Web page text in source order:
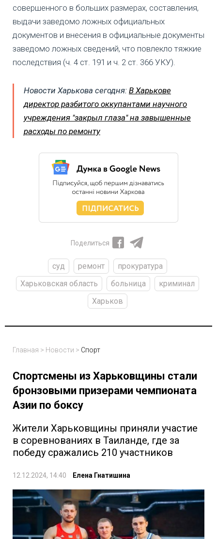
совершенного в больших размерах, составления,
выдачи заведомо ложных официальных
документов и внесения в официальные документы
заведомо ложных сведений, что повлекло тяжкие
последствия (ч. 4 ст. 191 и ч. 2 ст. 366 УКУ).
Новости Харькова сегодня: В Харькове
директор разбитого оккупантами научного
учреждения "закрыл глаза" на завышенные
расходы по ремонту
Поделиться
суд ремонт
прокуратура
Харьковская область
больница
криминал
Харьков
Главная > Новости > Спорт
Спортсмены из Харьковщины стали
бронзовыми призерами чемпионата
Азии по боксу
Жители Харьковщины приняли участие
в соревнованиях в Таиланде, где за
победу сражались 210 участников
12.12.2024, 14:40 Елена Гнатишина